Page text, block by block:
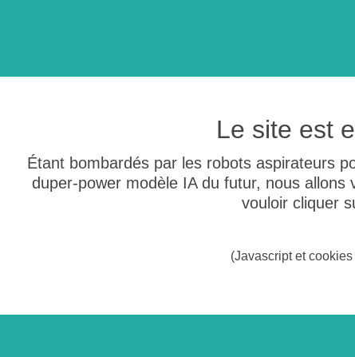
Le site est
Étant bombardés par les robots aspirateurs
duper-power modèle IA du futur, nous allons
vouloir cliquer
(Javascript et